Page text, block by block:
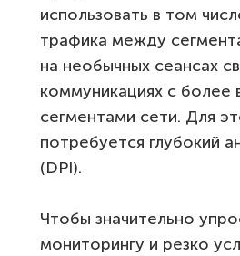
использовать в том
трафика между
на необычных сеансах
коммуникациях с более
сегментами сети. Для
потребуется глубокий
(DPI).
Чтобы значительно
мониторингу и резко